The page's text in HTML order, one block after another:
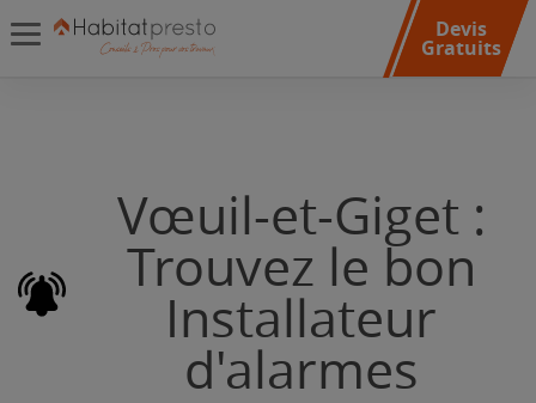
Devis
Gratuits
Vœuil-et-Giget :
Trouvez le bon
Installateur
d'alarmes